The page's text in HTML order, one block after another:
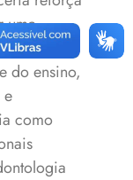
uma
do ensino,
e
como